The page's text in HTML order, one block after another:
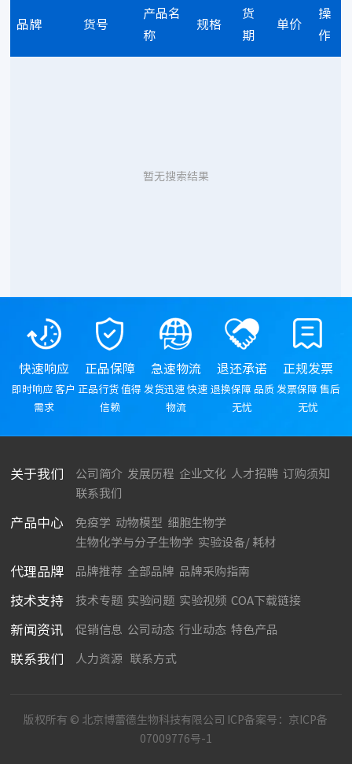
品牌 货号
产品名
称
规格
货
期
单价
操
作
暂无搜索结果
快速响应
即时响应 客户
需求
正品保障
正品行货 值得
信赖
急速物流
发货迅速 快速
物流
退还承诺
退换保障 品质
无忧
正规发票
发票保障 售后
无忧
关于我们 公司简介 发展历程 企业文化 人才招聘 订购须知
联系我们
产品中心 免疫学 动物模型 细胞生物学
生物化学与分子生物学 实验设备/ 耗材
代理品牌 品牌推荐 全部品牌 品牌采购指南
技术支持 技术专题 实验问题 实验视频 COA下载链接
新闻资讯 促销信息 公司动态 行业动态 特色产品
联系我们 人力资源 联系方式
版权所有 © 北京博蕾德生物科技有限公司 ICP备案号： 京ICP备
07009776号-1